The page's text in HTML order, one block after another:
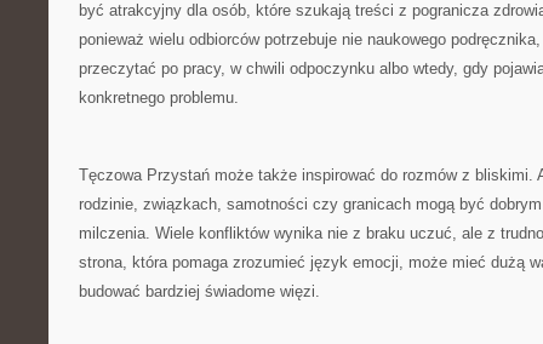
być atrakcyjny dla osób, które szukają treści z pogranicza
ponieważ wielu odbiorców potrzebuje nie naukowego
przeczytać po pracy, w chwili odpoczynku albo wtedy, gdy
konkretnego problemu.
Tęczowa Przystań może także inspirować do rozmów z bliskimi.
rodzinie, związkach, samotności czy granicach mogą być
milczenia. Wiele konfliktów wynika nie z braku uczuć, ale z
strona, która pomaga zrozumieć język emocji, może mieć dużą
budować bardziej świadome więzi.